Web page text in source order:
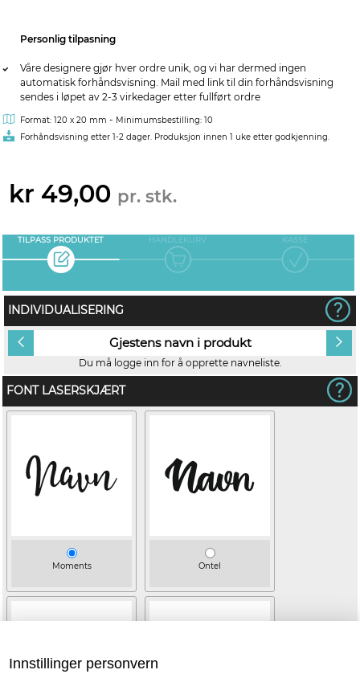
Personlig tilpasning
Våre designere gjør hver ordre unik, og vi har dermed ingen
automatisk forhåndsvisning. Mail med link til din forhåndsvisning
sendes i løpet av 2-3 virkedager etter fullført ordre
Format: 120 x 20 mm - Minimumsbestilling: 10
Forhåndsvisning etter 1-2 dager. Produksjon innen 1 uke etter godkjenning.
kr 49,00 pr. stk.
TILPASS PRODUKTET HANDLEKURV KASSE
INDIVIDUALISERING
Gjestens navn i produkt
Du må logge inn for å opprette navneliste.
FONT LASERSKJÆRT
Moments Ontel
Innstillinger personvern